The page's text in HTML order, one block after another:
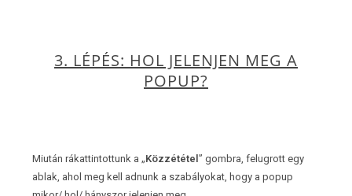
3. LÉPÉS: HOL JELENJEN MEG A
POPUP?
Miután rákattintottunk a „Közzététel” gombra, felugrott egy
ablak, ahol meg kell adnunk a szabályokat, hogy a popup